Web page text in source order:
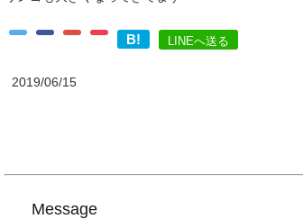
B! LINEへ送る
2019/06/15
Message